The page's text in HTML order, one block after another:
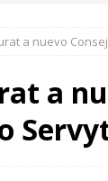
recorre Loma
entre los
a nuevo
a